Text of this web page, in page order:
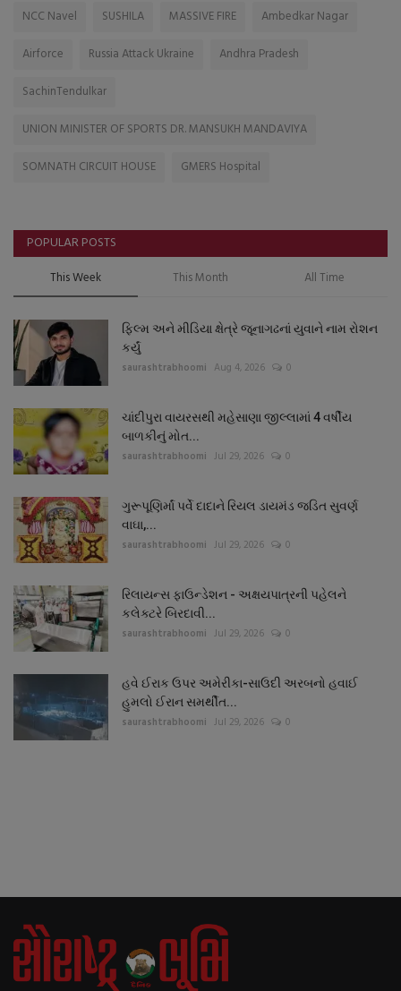
NCC Navel
SUSHILA MASSIVE FIRE
Ambedkar Nagar
Airforce
Russia Attack Ukraine
Andhra Pradesh
SachinTendulkar
UNION MINISTER OF SPORTS DR. MANSUKH MANDAVIYA
SOMNATH CIRCUIT HOUSE
GMERS Hospital
POPULAR POSTS
This Week This Month All Time
ફિલ્મ અને મીડિયા ક્ષેત્રે જૂનાગઢનાં યુવાને નામ રોશન
કર્યું
saurashtrabhoomi Aug 4, 2026 0
ચાંદીપુરા વાયરસથી મહેસાણા જીલ્લામાં 4 વર્ષીય
બાળકીનું મોત...
saurashtrabhoomi Jul 29, 2026 0
ગુરૂપૂણિર્માં પર્વે દાદાને રિયલ ડાયમંડ જડિત સુવર્ણ
વાઘા,...
saurashtrabhoomi Jul 29, 2026 0
રિલાયન્સ ફાઉન્ડેશન - અક્ષયપાત્રની પહેલને
કલેક્ટરે બિરદાવી...
saurashtrabhoomi Jul 29, 2026 0
હવે ઈરાક ઉપર અમેરીકા-સાઉદી અરબનો હવાઈ
હુમલો ઈરાન સમર્થીત...
saurashtrabhoomi Jul 29, 2026 0